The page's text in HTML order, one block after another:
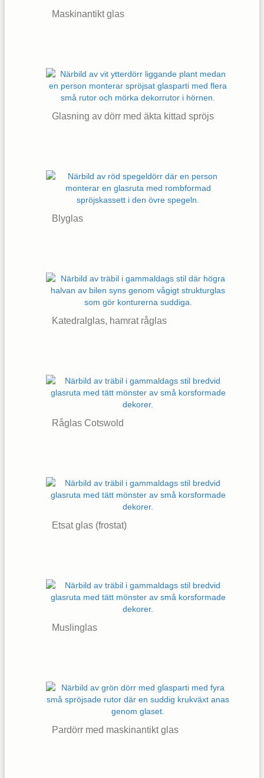
Maskinantikt glas
Glasning av dörr med äkta kittad spröjs
Blyglas
Katedralglas, hamrat råglas
Råglas Cotswold
Etsat glas (frostat)
Muslinglas
Pardörr med maskinantikt glas